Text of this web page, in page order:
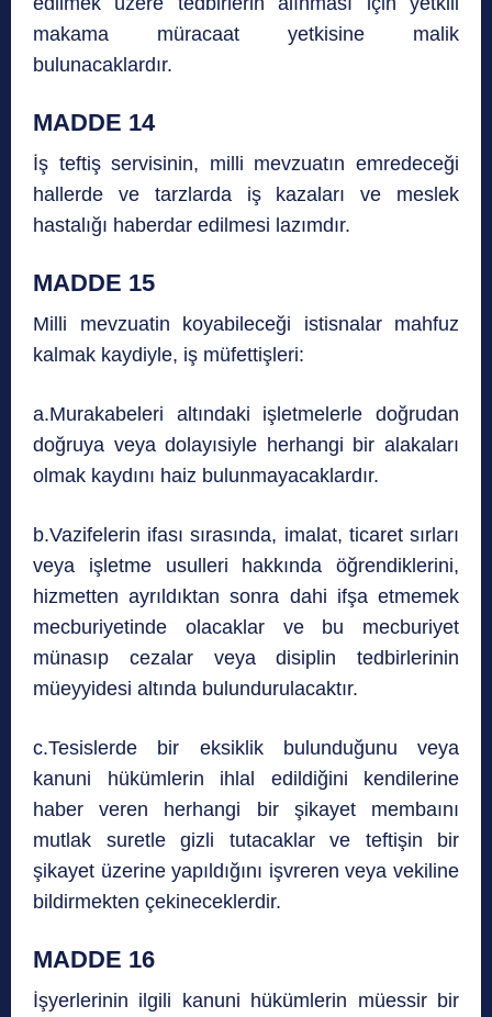
makama müracaat yetkisine malik
bulunacaklardır.
MADDE 14
İş teftiş servisinin, milli mevzuatın emredeceği
hallerde ve tarzlarda iş kazaları ve meslek
hastalığı haberdar edilmesi lazımdır.
MADDE 15
Milli mevzuatin koyabileceği istisnalar mahfuz
kalmak kaydiyle, iş müfettişleri:
a.Murakabeleri altındaki işletmelerle doğrudan
doğruya veya dolayısiyle herhangi bir alakaları
olmak kaydını haiz bulunmayacaklardır.
b.Vazifelerin ifası sırasında, imalat, ticaret sırları
veya işletme usulleri hakkında öğrendiklerini,
hizmetten ayrıldıktan sonra dahi ifşa etmemek
mecburiyetinde olacaklar ve bu mecburiyet
münasıp cezalar veya disiplin tedbirlerinin
müeyyidesi altında bulundurulacaktır.
c.Tesislerde bir eksiklik bulunduğunu veya
kanuni hükümlerin ihlal edildiğini kendilerine
haber veren herhangi bir şikayet membaını
mutlak suretle gizli tutacaklar ve teftişin bir
şikayet üzerine yapıldığını işvreren veya vekiline
bildirmekten çekineceklerdir.
MADDE 16
İşyerlerinin ilgili kanuni hükümlerin müessir bir